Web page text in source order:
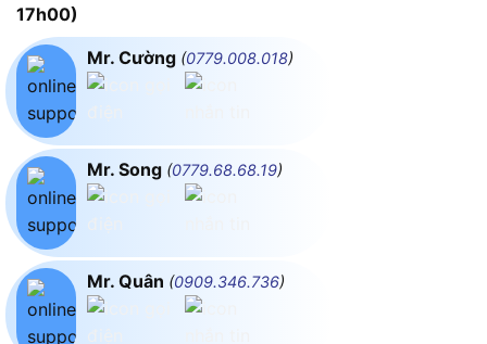
17h00)
Mr. Cường (0779.008.018)
Mr. Song (0779.68.68.19)
Mr. Quân (0909.346.736)